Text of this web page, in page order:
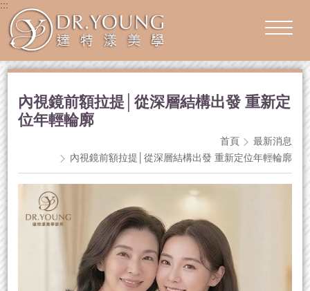
:::
內視鏡前額拉提│從深層結構出發 重新定
位年輕輪廓
首頁
最新消息
內視鏡前額拉提│從深層結構出發 重新定位年輕輪廓